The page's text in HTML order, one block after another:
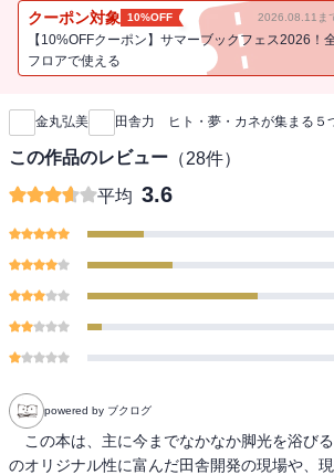
を取り戻す一冊。
クーポン対象 10%OFF 2026.08.11ま
【10%OFFクーポン】サマーブックフェス2026！
フロアで使える
新刊通知
金丸弘美 田舎力 ヒト・夢・カネが集まる５
この作品のレビュー （28件）
平均 3.6
powered by ブクログ
この本は、主に今までなかなか脚光を浴び
のオリジナル性に富んだ田舎開発の現場や、